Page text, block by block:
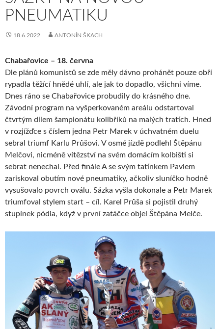
PNEUMATIKU
18.6.2022 ANTONÍN ŠKACH
Chabařovice – 18. června
Dle plánů komunistů se zde měly dávno prohánět pouze obří
rypadla těžící hnědé uhlí, ale jak to dopadlo, všichni víme.
Dnes ráno se Chabařovice probudily do krásného dne.
Závodní program na vyšperkovaném areálu odstartoval
čtvrtým dílem šampionátu kolibříků na malých tratích. Hned
v rozjížďce s číslem jedna Petr Marek v úchvatném duelu
sebral triumf Karlu Průšovi. V osmé jízdě podlehl Štěpánu
Melčovi, nicméně vítězství na svém domácím kolbišti si
sebrat nenechal. Před finále A se svým tatínkem Pavlem
zariskoval obutím nové pneumatiky, ačkoliv sluníčko hodně
vysušovalo povrch oválu. Sázka vyšla dokonale a Petr Marek
triumfoval stylem start – cíl. Karel Průša si pojistil druhý
stupínek pódia, když v první zatáčce objel Štěpána Melče.